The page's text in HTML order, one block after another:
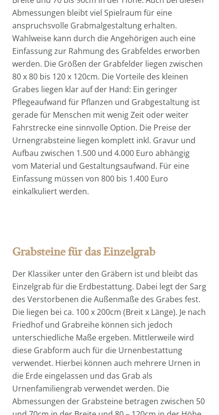
Abmessungen bleibt viel Spielraum für eine
anspruchsvolle Grabmalgestaltung erhalten.
Wahlweise kann durch die Angehörigen auch eine
Einfassung zur Rahmung des Grabfeldes erworben
werden. Die Größen der Grabfelder liegen zwischen
80 x 80 bis 120 x 120cm. Die Vorteile des kleinen
Grabes liegen klar auf der Hand: Ein geringer
Pflegeaufwand für Pflanzen und Grabgestaltung ist
gerade für Menschen mit wenig Zeit oder weiter
Fahrstrecke eine sinnvolle Option. Die Preise der
Urnengrabsteine liegen komplett inkl. Gravur und
Aufbau zwischen 1.500 und 4.000 Euro abhängig
vom Material und Gestaltungsaufwand. Für eine
Einfassung müssen von 800 bis 1.400 Euro
einkalkuliert werden.
Grabsteine für das Einzelgrab
Der Klassiker unter den Gräbern ist und bleibt das
Einzelgrab für die Erdbestattung. Dabei legt der Sarg
des Verstorbenen die Außenmaße des Grabes fest.
Die liegen bei ca. 100 x 200cm (Breit x Länge). Je nach
Friedhof und Grabreihe können sich jedoch
unterschiedliche Maße ergeben. Mittlerweile wird
diese Grabform auch für die Urnenbestattung
verwendet. Hierbei können auch mehrere Urnen in
die Erde eingelassen und das Grab als
Urnenfamiliengrab verwendet werden. Die
Abmessungen der Grabsteine betragen zwischen 50